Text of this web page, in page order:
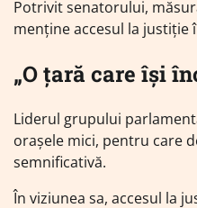
Potrivit senatorului,
menține accesul la
„O țară care își
Liderul grupului
orașele mici, pentru care
semnificativă.
În viziunea sa, accesul la